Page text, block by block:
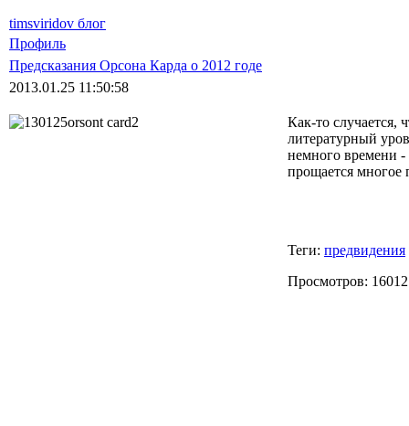
timsviridov блог
Профиль
Предсказания Орсона Карда о 2012 годе
2013.01.25 11:50:58
Как-то случается,
литературный
немного времени -
прощается
Теги: предвидения
Просмотров: 16012